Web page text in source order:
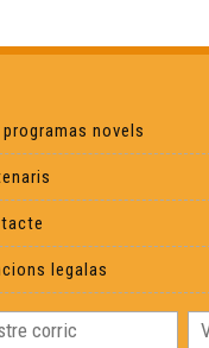
novels
legalas